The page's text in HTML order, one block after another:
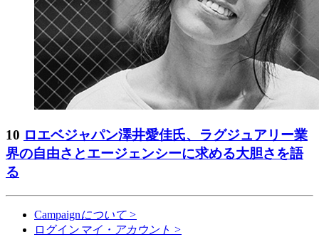
10 ロエベジャパン澤井愛佳氏、ラグジュアリー業
界の自由さとエージェンシーに求める大胆さを語
る
Campaignについて >
ログイン マイ・アカウント >